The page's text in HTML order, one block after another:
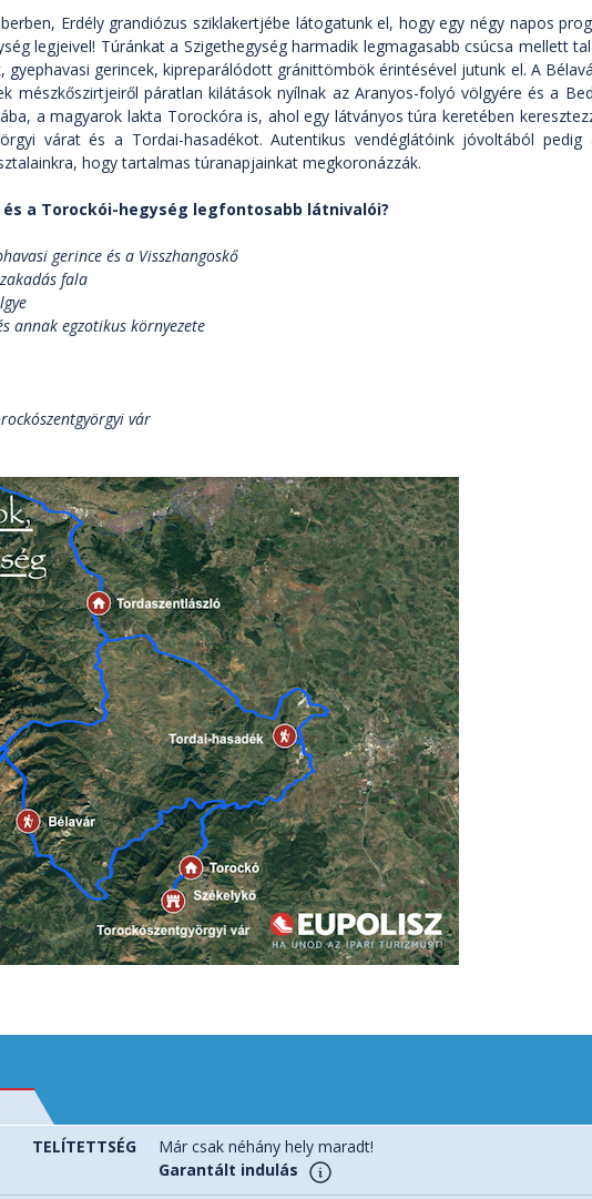
Erdély grandiózus sziklakertjébe látogatunk el, hogy egy négy napos
legjeivel! Túránkat a Szigethegység harmadik legmagasabb csúcsa mellett
gyephavasi gerincek, kipreparálódott gránittömbök érintésével jutunk el. A
mészkőszirtjeiről páratlan kilátások nyílnak az Aranyos-folyó völgyére és a
a magyarok lakta Torockóra is, ahol egy látványos túra keretében
várat és a Tordai-hasadékot. Autentikus vendéglátóink jóvoltából
hogy tartalmas túranapjainkat megkoronázzák.
és a Torockói-hegység legfontosabb látnivalói?
gerince és a Visszhangoskő
fala
annak egzotikus környezete
vár
TELÍTETTSÉG
Már csak néhány hely maradt!
Garantált indulás